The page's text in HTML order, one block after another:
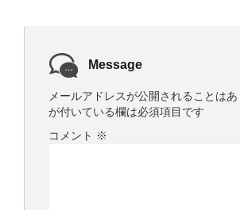
Message
メールアドレスが公開されることはあ
が付いている欄は必須項目です
コメント ※